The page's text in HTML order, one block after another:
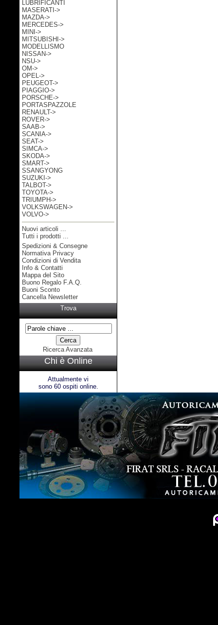
LUBRIFICANTI
MASERATI->
MAZDA->
MERCEDES->
MINI->
MITSUBISHI->
MODELLISMO
NISSAN->
NSU->
OM->
OPEL->
PEUGEOT->
PIAGGIO->
PORSCHE->
PORTASPAZZOLE
RENAULT->
ROVER->
SAAB->
SCANIA->
SEAT->
SIMCA->
SKODA->
SMART->
SSANGYONG
SUZUKI->
TALBOT->
TOYOTA->
TRIUMPH->
VOLKSWAGEN->
VOLVO->
Nuovi articoli ...
Tutti i prodotti ...
Informazioni
Spedizioni & Consegne
Normativa Privacy
Condizioni di Vendita
Info & Contatti
Mappa del Sito
Buono Regalo F.A.Q.
Buoni Sconto
Cancella Newsletter
Trova
Ricerca Avanzata
Chi è Online
Attualmente vi
sono 60 ospiti online.